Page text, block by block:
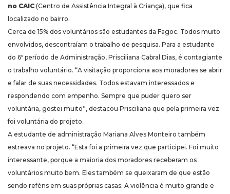
no CAIC (Centro de Assistência Integral à Criança), que fica
localizado no bairro.
Cerca de 15% dos voluntários são estudantes da Fagoc. Todos muito
envolvidos, descontraíam o trabalho de pesquisa. Para a estudante
do 6º período de Administração, Prisciliana Cabral Dias, é contagiante
o trabalho voluntário. “A visitação proporciona aos moradores se abrir
e falar de suas necessidades. Todos estavam interessados e
respondendo com empenho. Sempre que puder quero ser
voluntária, gostei muito”, destacou Prisciliana que pela primeira vez
foi voluntária do projeto.
A estudante de administração Mariana Alves Monteiro também
estreava no projeto. “Esta foi a primeira vez que participei. Foi muito
interessante, porque a maioria dos moradores receberam os
voluntários muito bem. Eles também se queixaram de que estão
sendo reféns em suas próprias casas. A violência é muito grande e